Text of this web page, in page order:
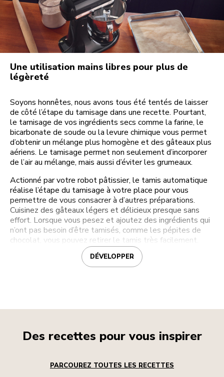
Une utilisation mains libres pour plus de
légèreté
Soyons honnêtes, nous avons tous été tentés de laisser
de côté l’étape du tamisage dans une recette. Pourtant,
le tamisage de vos ingrédients secs comme la farine, le
bicarbonate de soude ou la levure chimique vous permet
d’obtenir un mélange plus homogène et des gâteaux plus
aériens. Le tamisage permet non seulement d’incorporer
de l’air au mélange, mais aussi d’éviter les grumeaux.
Actionné par votre robot pâtissier, le tamis automatique
réalise l’étape du tamisage à votre place pour vous
permettre de vous consacrer à d’autres préparations.
Cuisinez des gâteaux légers et délicieux presque sans
effort. Lorsque vous pesez et ajoutez des ingrédients qui
n’ont pas besoin d’être tamisés, comme les pépites de
chocolat, vous pouvez retirer le tamis très facilement.
DÉVELOPPER
Des recettes pour vous inspirer
PARCOUREZ TOUTES LES RECETTES